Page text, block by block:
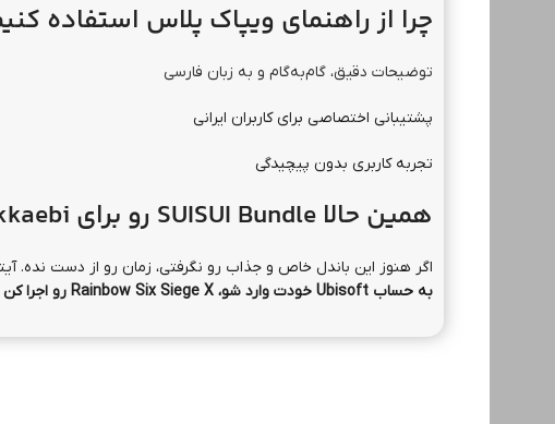
چرا از راهنمای ویپاک پلاس استفاده
توضیحات دقیق، گام‌به‌گام و به زبان فارسی
پشتیبانی اختصاصی برای کاربران ایرانی
تجربه کاربری بدون پیچیدگی
همین حالا SUISUI Bundle رو برای Dokkaebi بگیر
اگر هنوز این باندل خاص و جذاب رو نگرفتی، زمان رو از دست نده.
به حساب Ubisoft خودت وارد شو، Rainbow Six Siege X رو اجرا کن و SUISUI Bundle رو به اکانتت اضافه کن.